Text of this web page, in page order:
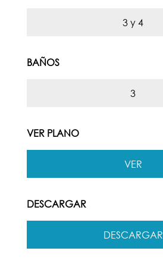
3 y 4
BAÑOS
3
VER PLANO
VER
DESCARGAR
DESCARGAR